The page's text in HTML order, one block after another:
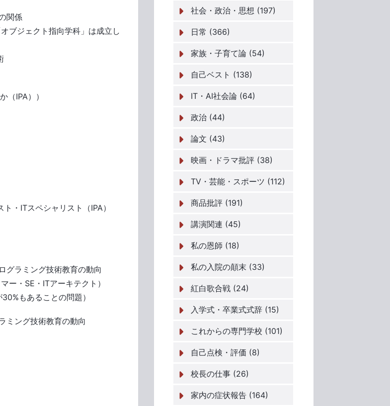
関係
ブジェクト指向学科」は成立し
（IPA））
・ITスペシャリスト（IPA）
グラミング技術教育の動向
ー・SE・ITアーキテクト）
もあることの問題）
ミング技術教育の動向
社会・政治・思想 (197)
日常 (366)
家族・子育て論 (54)
自己ベスト (138)
IT・AI社会論 (64)
政治 (44)
論文 (43)
映画・ドラマ批評 (38)
TV・芸能・スポーツ (112)
商品批評 (191)
講演関連 (45)
私の恩師 (18)
私の入院の顛末 (33)
紅白歌合戦 (24)
入学式・卒業式式辞 (15)
これからの専門学校 (101)
自己点検・評価 (8)
校長の仕事 (26)
家内の症状報告 (164)